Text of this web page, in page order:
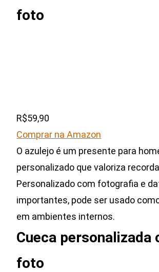
foto
R$59,90
Comprar na Amazon
O azulejo é um presente para
personalizado que valoriza
Personalizado com fotografia e
importantes, pode ser usado
em ambientes internos.
Cueca personalizada
foto